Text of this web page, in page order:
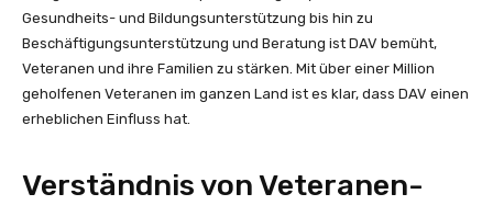
Gesundheits- und Bildungsunterstützung bis hin zu
Beschäftigungsunterstützung und Beratung ist DAV bemüht,
Veteranen und ihre Familien zu stärken. Mit über einer Million
geholfenen Veteranen im ganzen Land ist es klar, dass DAV einen
erheblichen Einfluss hat.
Verständnis von Veteranen-